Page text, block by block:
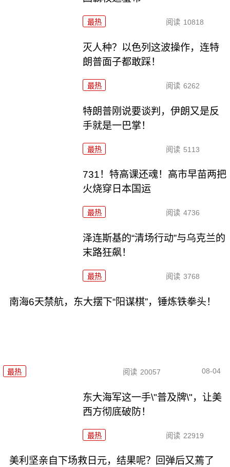
最热 阅读 10818
灭人种？以色列这波操作，连特
朗普面子都敢踩！
最热 阅读 6262
特朗普刚说要谈判，伊朗又是反
手就是一巴掌！
最热 阅读 5113
731！特高课还魂！高市早苗两把
火烧穿日本国运
最热 阅读 4736
泽连斯基的“清场行动”与乌克兰的
末路狂飙！
最热 阅读 3768
南海6天禁航，东大摆下“阳谋棋”，锤炼铁拳头！
最热 阅读 20057 08-04
东大海军这一手\"普及牌\"，让美
西方彻底破防！
最热 阅读 22919
美利坚亲自下场救日元，结果呢？回弹后又蔫了